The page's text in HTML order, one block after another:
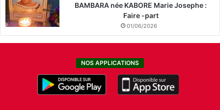
BAMBARA née KABORE Marie Josephe :
Faire -part
01/06/2026
NOS APPLICATIONS